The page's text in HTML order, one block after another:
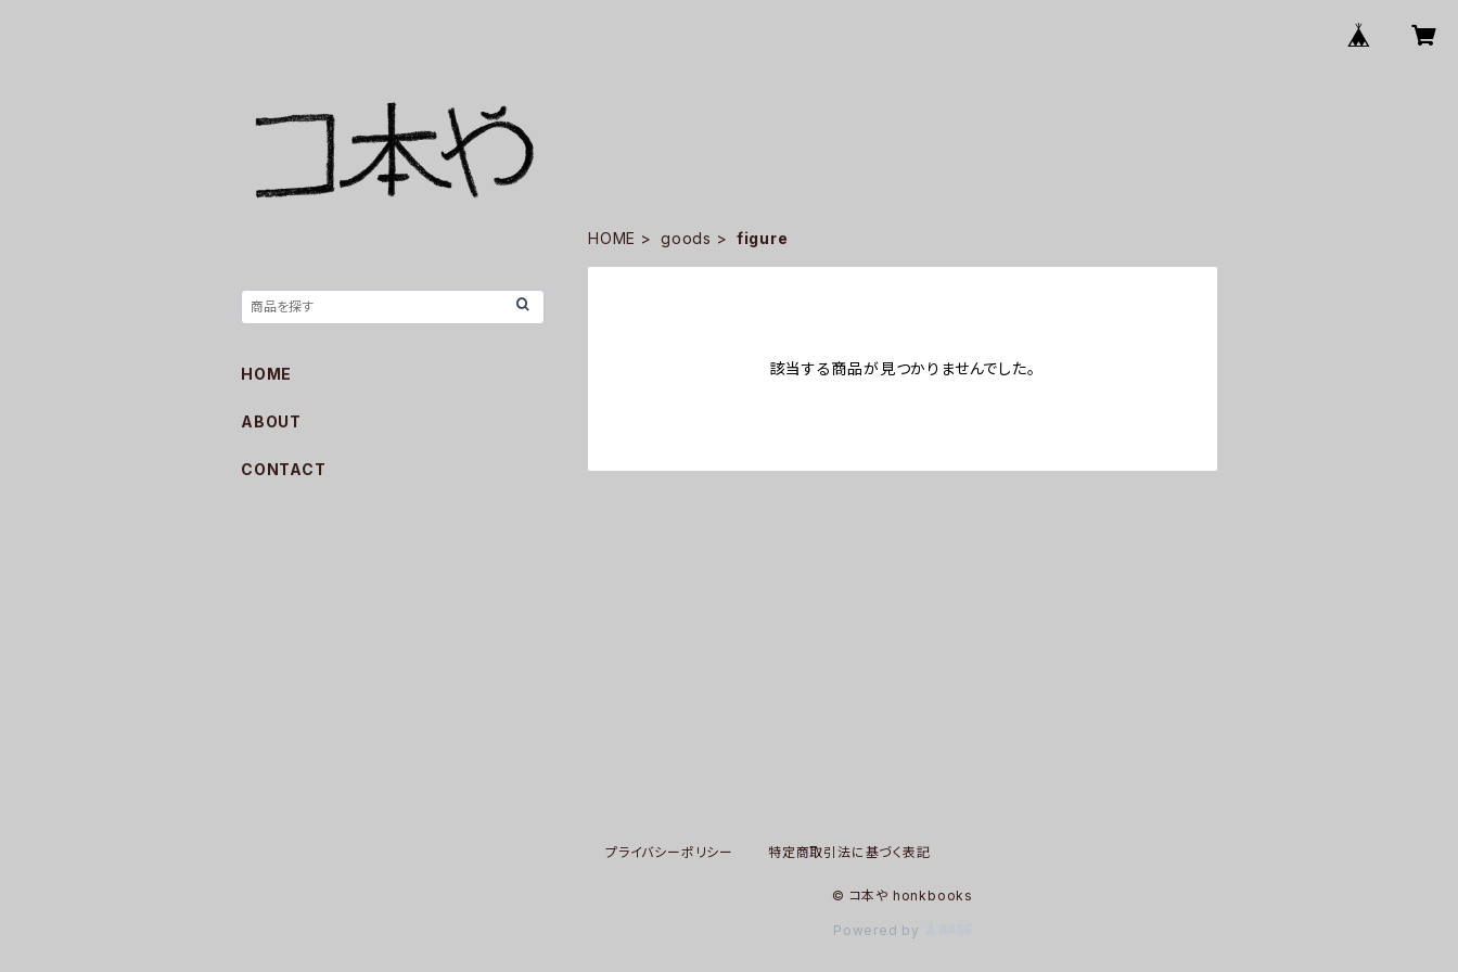
HOME goods figure
該当する商品が見つかりませんでした。
HOME
ABOUT
CONTACT
プライバシーポリシー 特定商取引法に基づく表記
© コ本や honkbooks
Powered by